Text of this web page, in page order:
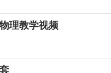
理教学视频